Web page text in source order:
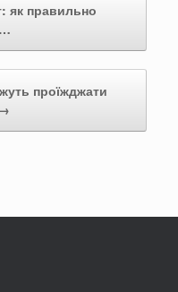
як правильно
проїжджати